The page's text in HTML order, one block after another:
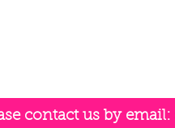
contact us by email: